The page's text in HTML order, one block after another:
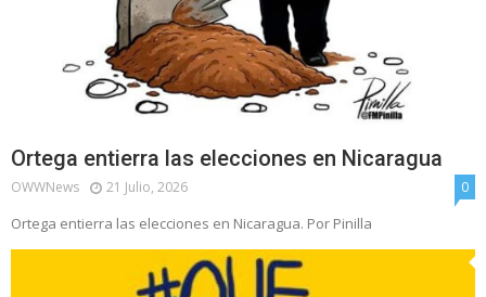
Ortega entierra las elecciones en Nicaragua
OWWNews 21 Julio, 2026 0
Ortega entierra las elecciones en Nicaragua. Por Pinilla